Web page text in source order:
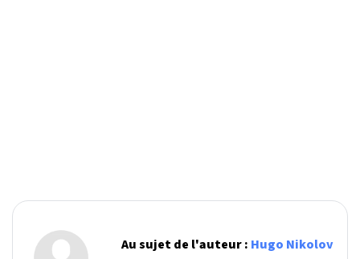
Au sujet de l'auteur : Hugo Nikolov